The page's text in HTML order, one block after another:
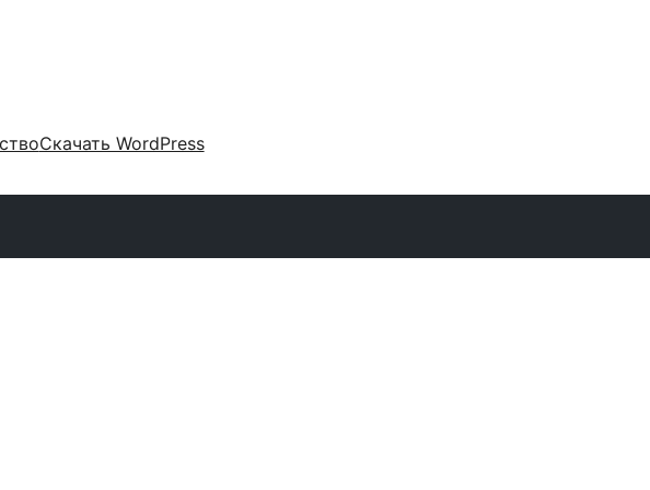
Скачать WordPress